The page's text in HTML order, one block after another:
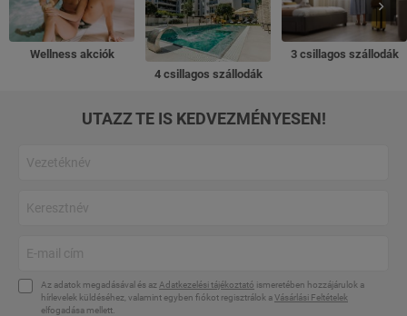
Wellness akciók
4 csillagos szállodák
3 csillagos szállodák
UTAZZ TE IS KEDVEZMÉNYESEN!
Az adatok megadásával és az Adatkezelési tájékoztató ismeretében hozzájárulok a
hírlevelek küldéséhez, valamint egyben fiókot regisztrálok aVásárlási Feltételek
elfogadása mellett.